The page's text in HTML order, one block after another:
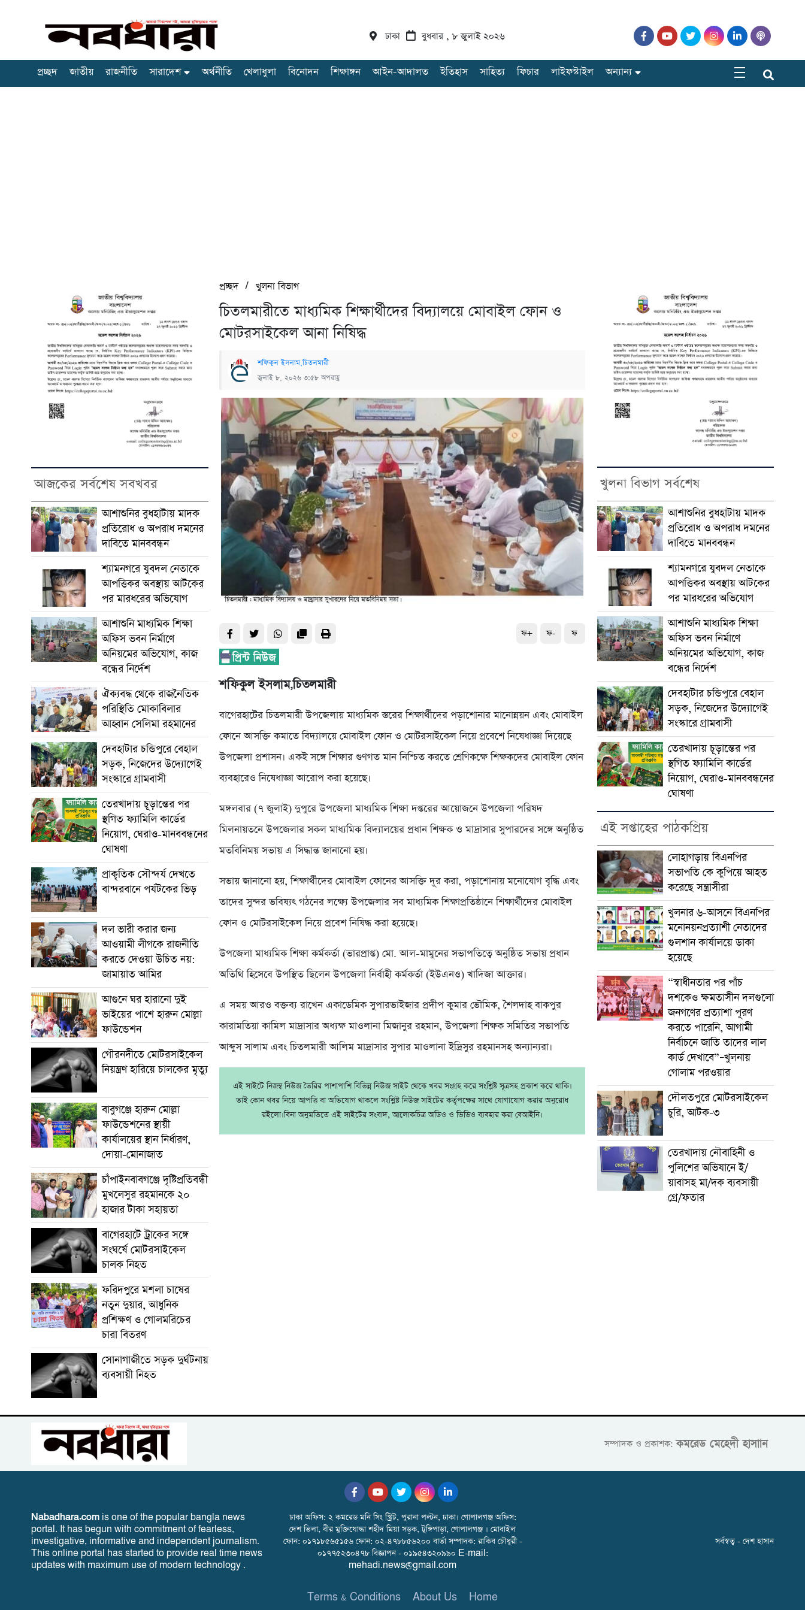
ঢাকা বুধবার , ৮ জুলাই ২০২৬
প্রচ্ছদ জাতীয় রাজনীতি সারাদেশ অর্থনীতি খেলাধুলা বিনোদন শিক্ষাঙ্গন আইন-আদালত ইতিহাস সাহিত্য ফিচার লাইফস্টাইল অন্যান্য
আজকের সর্বশেষ সবখবর
আশাশুনির বুধহাটায় মাদক
প্রতিরোধ ও অপরাধ দমনের
দাবিতে মানববন্ধন
শ্যামনগরে যুবদল নেতাকে
আপত্তিকর অবস্থায় আটকের
পর মারধরের অভিযোগ
আশাশুনি মাধ্যমিক শিক্ষা
অফিস ভবন নির্মাণে
অনিয়মের অভিযোগ, কাজ
বন্ধের নির্দেশ
ঐক্যবদ্ধ থেকে রাজনৈতিক
পরিস্থিতি মোকাবিলার
আহ্বান সেলিমা রহমানের
দেবহাটার চন্ডিপুরে বেহাল
সড়ক, নিজেদের উদ্যোগেই
সংস্কারে গ্রামবাসী
তেরখাদায় চূড়ান্তের পর
স্থগিত ফ্যামিলি কার্ডের
নিয়োগ, ঘেরাও-মানববন্ধনের
ঘোষণা
প্রাকৃতিক সৌন্দর্য দেখতে
বান্দরবানে পর্যটকের ভিড়
দল ভারী করার জন্য
আওয়ামী লীগকে রাজনীতি
করতে দেওয়া উচিত নয়:
জামায়াত আমির
আগুনে ঘর হারানো দুই
ভাইয়ের পাশে হারুন মোল্লা
ফাউন্ডেশন
গৌরনদীতে মোটরসাইকেল
নিয়ন্ত্রণ হারিয়ে চালকের মৃত্যু
বাবুগঞ্জে হারুন মোল্লা
ফাউন্ডেশনের স্থায়ী
কার্যালয়ের স্থান নির্ধারণ,
দোয়া-মোনাজাত
চাঁপাইনবাবগঞ্জে দৃষ্টিপ্রতিবন্ধী
মুখলেসুর রহমানকে ২০
হাজার টাকা সহায়তা
বাগেরহাটে ট্রাকের সঙ্গে
সংঘর্ষে মোটরসাইকেল
চালক নিহত
ফরিদপুরে মশলা চাষের
নতুন দুয়ার, আধুনিক
প্রশিক্ষণ ও গোলমরিচের
চারা বিতরণ
সোনাগাজীতে সড়ক দুর্ঘটনায়
ব্যবসায়ী নিহত
প্রচ্ছদ/খুলনা বিভাগ
চিতলমারীতে মাধ্যমিক শিক্ষার্থীদের বিদ্যালয়ে মোবাইল ফোন ও
মোটরসাইকেল আনা নিষিদ্ধ
শফিকুল ইসলাম,চিতলমারী
জুলাই ৮, ২০২৬ ৩:৫৮ অপরাহ্ণ
ফ+ ফ- ফ
শফিকুল ইসলাম,চিতলমারী
বাগেরহাটের চিতলমারী উপজেলায় মাধ্যমিক স্তরের শিক্ষার্থীদের পড়াশোনার মানোন্নয়ন এবং মোবাইল
ফোনে আসক্তি কমাতে বিদ্যালয়ে মোবাইল ফোন ও মোটরসাইকেল নিয়ে প্রবেশে নিষেধাজ্ঞা দিয়েছে
উপজেলা প্রশাসন। একই সঙ্গে শিক্ষার গুণগত মান নিশ্চিত করতে শ্রেণিকক্ষে শিক্ষকদের মোবাইল ফোন
ব্যবহারেও নিষেধাজ্ঞা আরোপ করা হয়েছে।
মঙ্গলবার (৭ জুলাই) দুপুরে উপজেলা মাধ্যমিক শিক্ষা দপ্তরের আয়োজনে উপজেলা পরিষদ
মিলনায়তনে উপজেলার সকল মাধ্যমিক বিদ্যালয়ের প্রধান শিক্ষক ও মাদ্রাসার সুপারদের সঙ্গে অনুষ্ঠিত
মতবিনিময় সভায় এ সিদ্ধান্ত জানানো হয়।
সভায় জানানো হয়, শিক্ষার্থীদের মোবাইল ফোনের আসক্তি দূর করা, পড়াশোনায় মনোযোগ বৃদ্ধি এবং
তাদের সুন্দর ভবিষ্যৎ গঠনের লক্ষ্যে উপজেলার সব মাধ্যমিক শিক্ষাপ্রতিষ্ঠানে শিক্ষার্থীদের মোবাইল
ফোন ও মোটরসাইকেল নিয়ে প্রবেশ নিষিদ্ধ করা হয়েছে।
উপজেলা মাধ্যমিক শিক্ষা কর্মকর্তা (ভারপ্রাপ্ত) মো. আল-মামুনের সভাপতিত্বে অনুষ্ঠিত সভায় প্রধান
অতিথি হিসেবে উপস্থিত ছিলেন উপজেলা নির্বাহী কর্মকর্তা (ইউএনও) খাদিজা আক্তার।
এ সময় আরও বক্তব্য রাখেন একাডেমিক সুপারভাইজার প্রদীপ কুমার ভৌমিক, শৈলদাহ বাকপুর
কারামতিয়া কামিল মাদ্রাসার অধ্যক্ষ মাওলানা মিজানুর রহমান, উপজেলা শিক্ষক সমিতির সভাপতি
আব্দুস সালাম এবং চিতলমারী আলিম মাদ্রাসার সুপার মাওলানা ইদ্রিসুর রহমানসহ অন্যান্যরা।
এই সাইটে নিজম্ব নিউজ তৈরির পাশাপাশি বিভিন্ন নিউজ সাইট থেকে খবর সংগ্রহ করে সংশ্লিষ্ট সূত্রসহ প্রকাশ করে থাকি।
তাই কোন খবর নিয়ে আপত্তি বা অভিযোগ থাকলে সংশ্লিষ্ট নিউজ সাইটের কর্তৃপক্ষের সাথে যোগাযোগ করার অনুরোধ
রইলো।বিনা অনুমতিতে এই সাইটের সংবাদ, আলোকচিত্র অডিও ও ভিডিও ব্যবহার করা বেআইনি।
খুলনা বিভাগ সর্বশেষ
আশাশুনির বুধহাটায় মাদক
প্রতিরোধ ও অপরাধ দমনের
দাবিতে মানববন্ধন
শ্যামনগরে যুবদল নেতাকে
আপত্তিকর অবস্থায় আটকের
পর মারধরের অভিযোগ
আশাশুনি মাধ্যমিক শিক্ষা
অফিস ভবন নির্মাণে
অনিয়মের অভিযোগ, কাজ
বন্ধের নির্দেশ
দেবহাটার চন্ডিপুরে বেহাল
সড়ক, নিজেদের উদ্যোগেই
সংস্কারে গ্রামবাসী
তেরখাদায় চূড়ান্তের পর
স্থগিত ফ্যামিলি কার্ডের
নিয়োগ, ঘেরাও-মানববন্ধনের
ঘোষণা
এই সপ্তাহের পাঠকপ্রিয়
লোহাগড়ায় বিএনপির
সভাপতি কে কুপিয়ে আহত
করেছে সন্ত্রাসীরা
খুলনার ৬-আসনে বিএনপির
মনোনয়নপ্রত্যাশী নেতাদের
গুলশান কার্যালয়ে ডাকা
হয়েছে
“স্বাধীনতার পর পাঁচ
দশকেও ক্ষমতাসীন দলগুলো
জনগণের প্রত্যাশা পূরণ
করতে পারেনি, আগামী
নির্বাচনে জাতি তাদের লাল
কার্ড দেখাবে”–খুলনায়
গোলাম পরওয়ার
দৌলতপুরে মোটরসাইকেল
চুরি, আটক-৩
তেরখাদায় নৌবাহিনী ও
পুলিশের অভিযানে ই/
য়াবাসহ মা/দক ব্যবসায়ী
গ্রে/ফতার
সম্পাদক ও প্রকাশক:কমরেড মেহেদী হাসাান
Nabadhara.com is one of the popular bangla news
portal. It has begun with commitment of fearless,
investigative, informative and independent journalism.
This online portal has started to provide real time news
updates with maximum use of modern technology .
ঢাকা অফিস: ২ কমরেড মনি সিং স্ট্রিট, পুরানা পল্টন, ঢাকা। গোপালগঞ্জ অফিস:
দেশ ভিলা, বীর মুক্তিযোদ্ধা শহীদ মিয়া সড়ক, টুঙ্গিপাড়া, গোপালগঞ্জ । মোবাইল
ফোন: ০১৭১৮৫৬৫১৫৬ ফোন: ০২-৪৭৮৮৫৬২০০ বার্তা সম্পাদক: রাকিব চৌধুরী -
০১৭৭৫২৩০৪৭৮ বিজ্ঞাপন - ০১৯৫৪৩২০৯৯০ E-mail:
mehadi.news@gmail.com
Terms & Conditions About Us Home
সর্বস্বত্ব - দেশ হাসান